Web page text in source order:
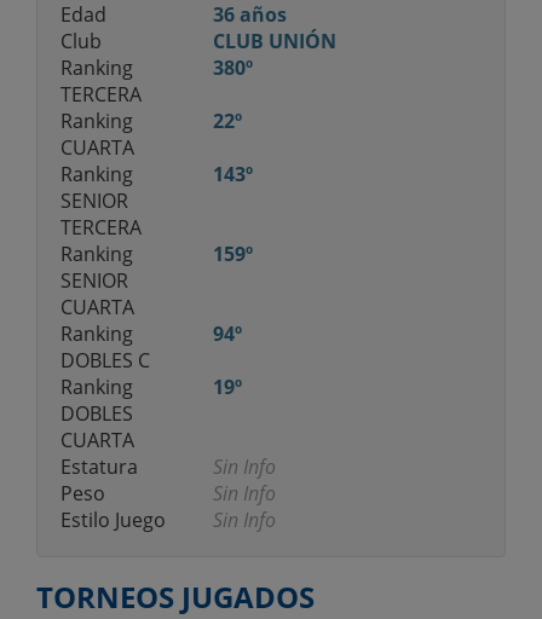
Edad
36 años
Club
CLUB UNIÓN
Ranking
TERCERA
380º
Ranking
CUARTA
22º
Ranking
SENIOR
TERCERA
143º
Ranking
SENIOR
CUARTA
159º
Ranking
DOBLES C
94º
Ranking
DOBLES
CUARTA
19º
Estatura
Sin Info
Peso
Sin Info
Estilo Juego
Sin Info
TORNEOS JUGADOS